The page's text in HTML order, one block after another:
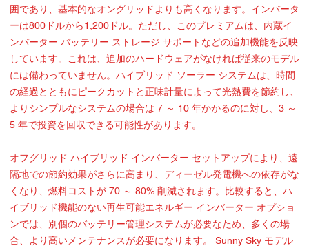
囲であり、基本的なオングリッドよりも高くなります。インバータ
ーは800ドルから1,200ドル。ただし、このプレミアムは、内蔵イ
ンバーター バッテリー ストレージ サポートなどの追加機能を反映
しています。これは、追加のハードウェアがなければ従来のモデル
には備わっていません。ハイブリッド ソーラー システムは、時間
の経過とともにピークカットと正味計量によって光熱費を節約し、
よりシンプルなシステムの場合は 7 ～ 10 年かかるのに対し、3 ～
5 年で投資を回収できる可能性があります。
オフグリッド ハイブリッド インバーター セットアップにより、遠
隔地での節約効果がさらに高まり、ディーゼル発電機への依存がな
くなり、燃料コストが 70 ～ 80% 削減されます。比較すると、ハ
イブリッド機能のない再生可能エネルギー インバーター オプショ
ンでは、別個のバッテリー管理システムが必要なため、多くの場
合、より高いメンテナンスが必要になります。 Sunny Sky モデル